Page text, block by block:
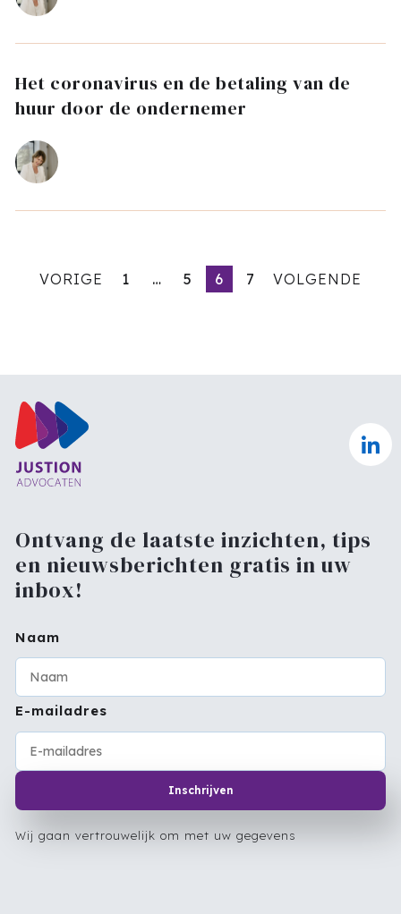
Het coronavirus en de betaling van de
huur door de ondernemer
VORIGE 1 … 5 6 7 VOLGENDE
Ontvang de laatste inzichten, tips
en nieuwsberichten gratis in uw
inbox!
Naam
E-mailadres
Inschrijven
Wij gaan vertrouwelijk om met uw gegevens